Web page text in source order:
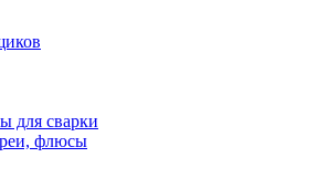
для сварки
флюсы